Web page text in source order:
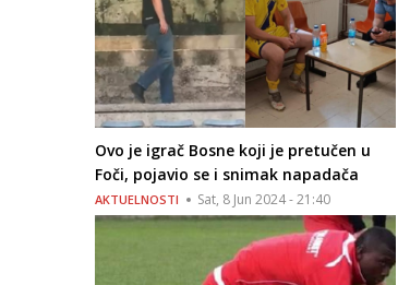
Ovo je igrač Bosne koji je pretučen u
Foči, pojavio se i snimak napadača
AKTUELNOSTI Sat, 8 Jun 2024 - 21:40